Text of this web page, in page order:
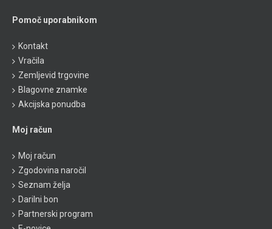
Pomoč uporabnikom
Kontakt
Vračila
Zemljevid trgovine
Blagovne znamke
Akcijska ponudba
Moj račun
Moj račun
Zgodovina naročil
Seznam želja
Darilni bon
Partnerski program